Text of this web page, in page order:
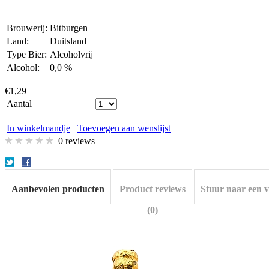
Brouwerij: Bitburgen
Land:
Duitsland
Type Bier: Alcoholvrij
Alcohol:
0,0 %
€1,29
Aantal
In winkelmandje
Toevoegen aan wenslijst
0 reviews
Aanbevolen producten Product reviews
(0)
Stuur naar een